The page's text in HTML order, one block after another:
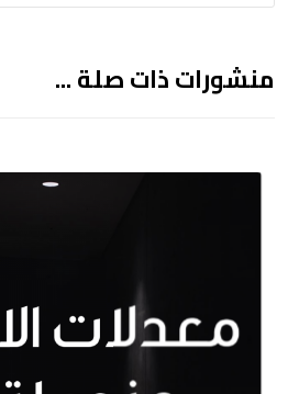
منشورات ذات صلة ...